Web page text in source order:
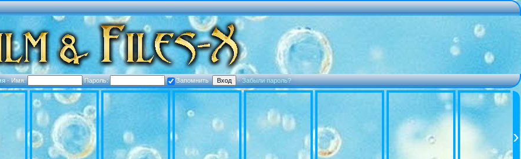
·Имя: Пароль: Запомнить ·Забыли пароль?